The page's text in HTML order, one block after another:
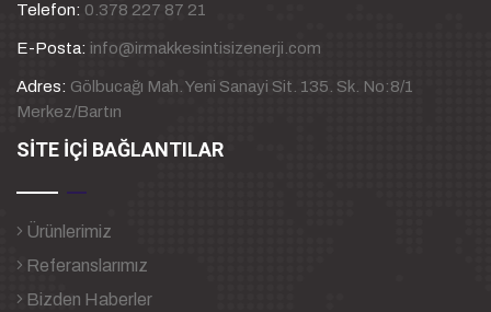
Telefon: 0.378 227 87 21
E-Posta: info@irmakkesintisizenerji.com
Adres: Gölbucağı Mah. Yeni Sanayi Sit. 135. Sk. No:8/1
Merkez/Bartın
SİTE İÇİ BAĞLANTILAR
Ürünlerimiz
Referanslarımız
Bizden Haberler